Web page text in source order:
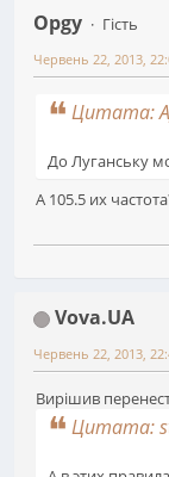
Opgy
Гість
Червень 22, 2013,
Цитата:
До Луганську
А 105.5 их
Vova.UA
Червень 22, 2013,
Вирішив
Цитата: